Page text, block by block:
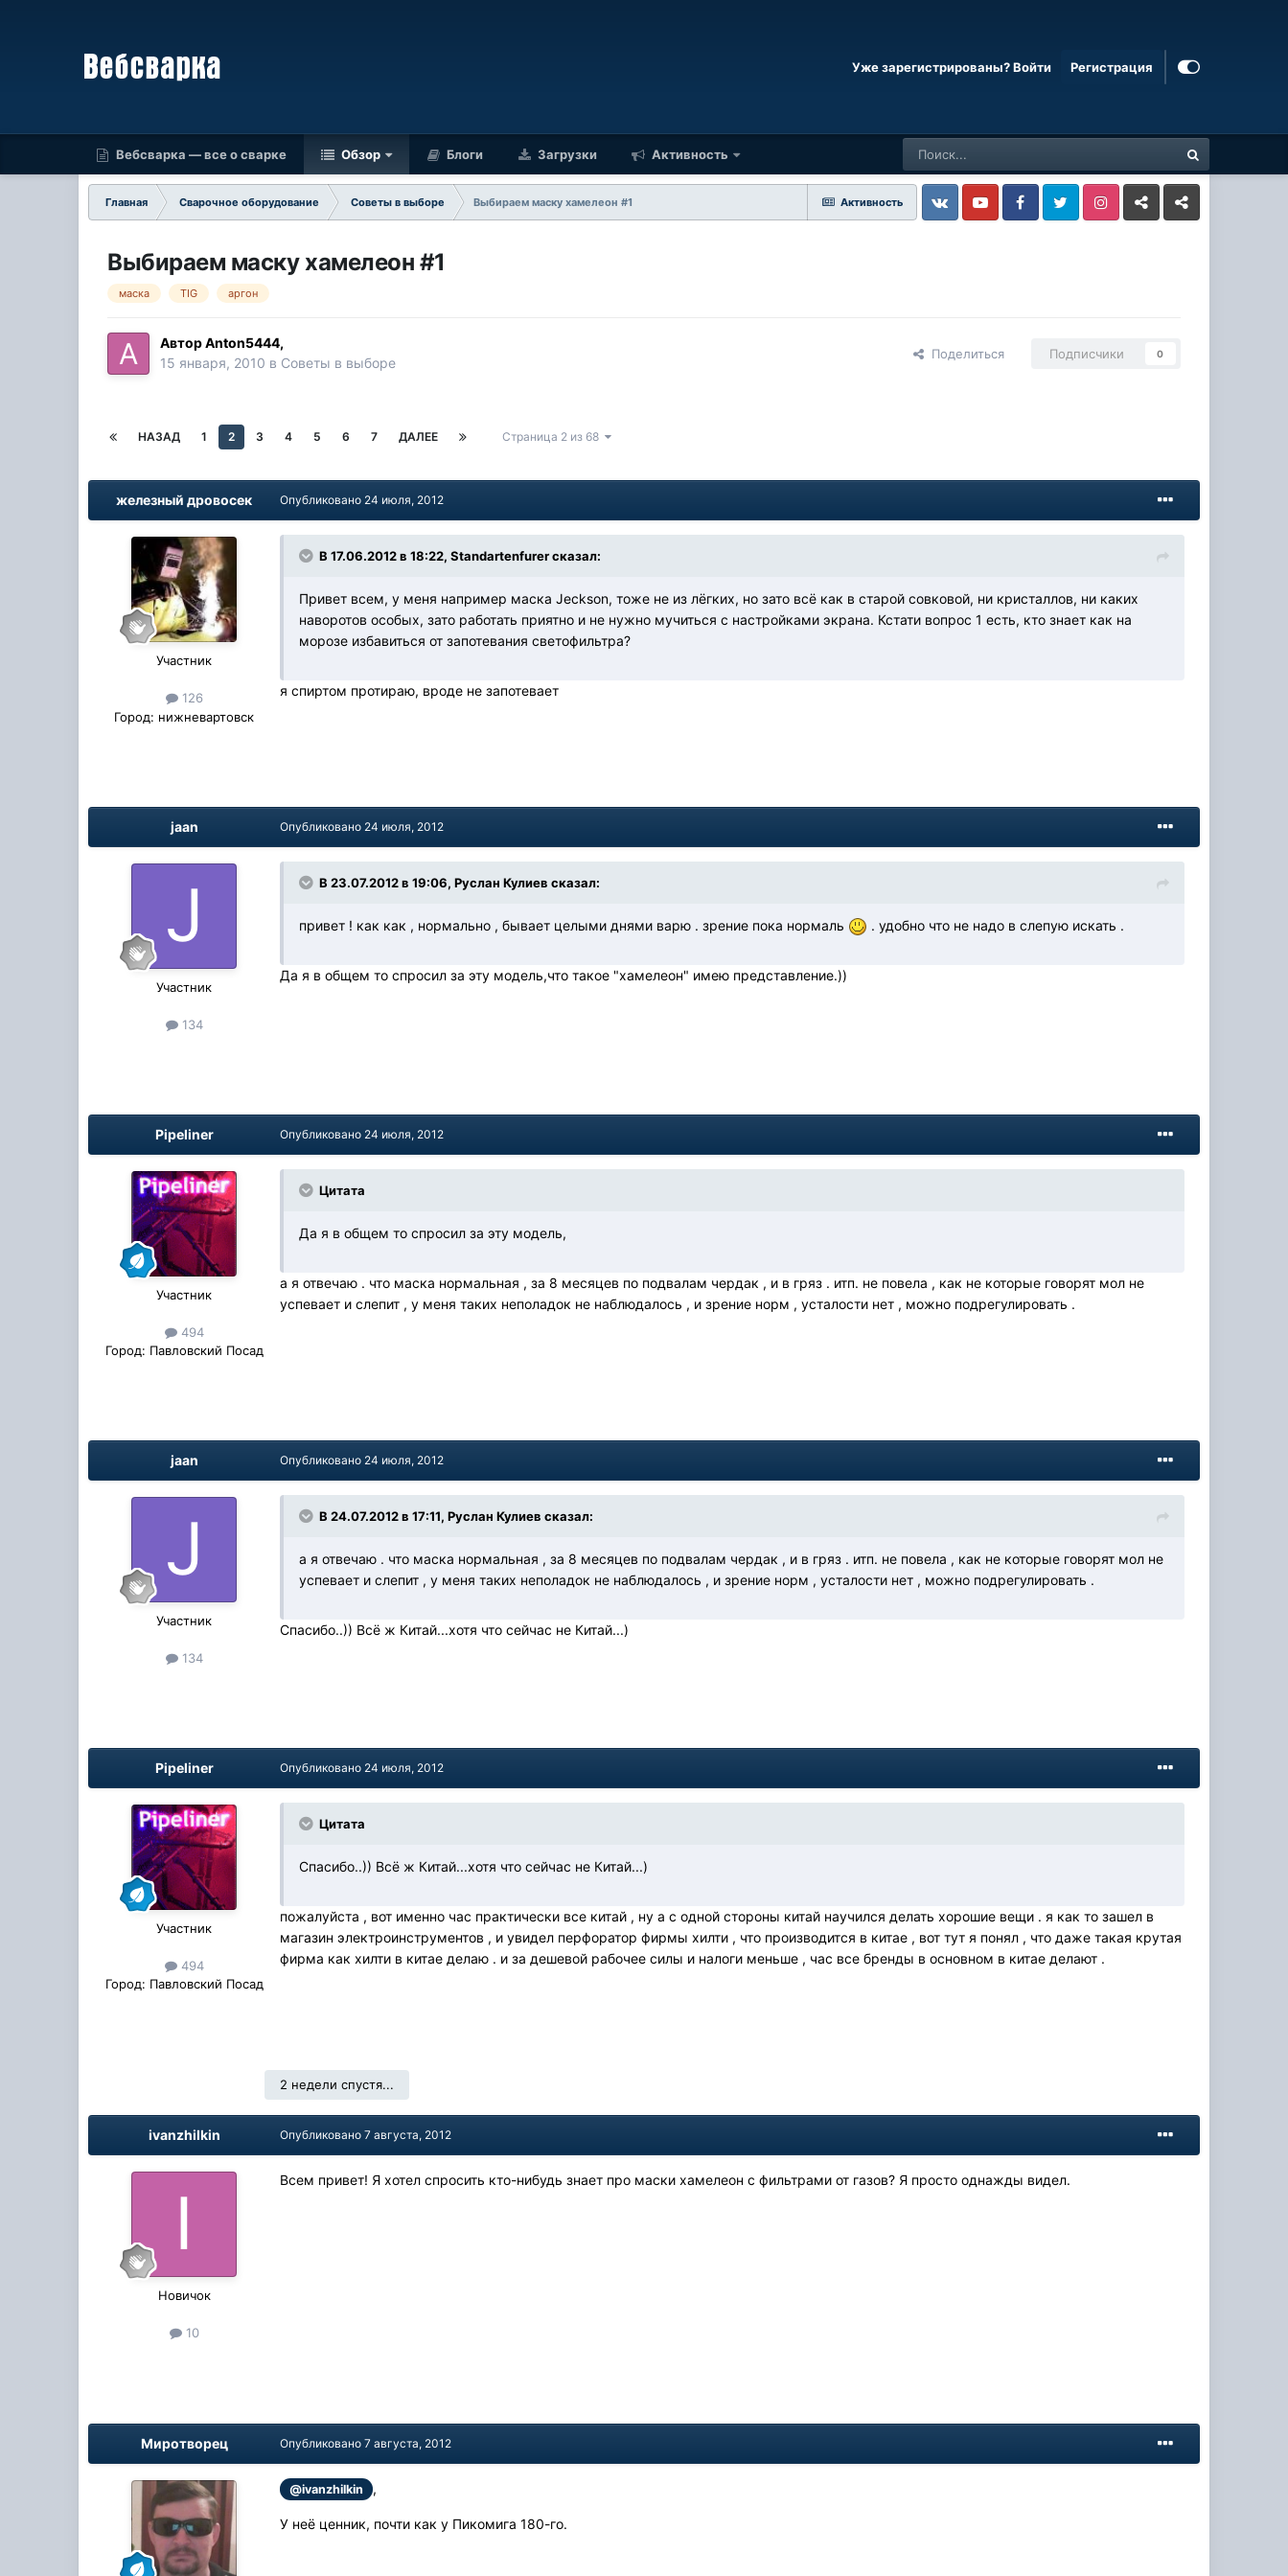
Уже зарегистрированы? Войти Регистрация
Вебсварка — все о сварке Обзор Блоги Загрузки Активность
Активность
Главная Сварочное оборудование Советы в выборе
Выбираем маску хамелеон #1
VkontakteYouTube FacebookTwitter InstagramLivejournalOdnoklassniki
Выбираем маску хамелеон #1
маска TIG аргон
АвторAnton5444,
15 января, 2010 в Советы в выборе
Поделиться Подписчики 0
НАЗАД 1 2 3 4 5 6 7 ДАЛЕЕ Страница 2 из 68
железный дровосек
Участник
126
Город: нижневартовск
Опубликовано 24 июля, 2012
В 17.06.2012 в 18:22, Standartenfurer сказал:
Привет всем, у меня например маска Jeckson, тоже не из лёгких, но зато всё как в старой совковой, ни кристаллов, ни каких
наворотов особых, зато работать приятно и не нужно мучиться с настройками экрана. Кстати вопрос 1 есть, кто знает как на
морозе избавиться от запотевания светофильтра?
я спиртом протираю, вроде не запотевает
jaan
Участник
134
Опубликовано 24 июля, 2012
В 23.07.2012 в 19:06, Руслан Кулиев сказал:
привет ! как как , нормально , бывает целыми днями варю . зрение пока нормаль . удобно что не надо в слепую искать .
Да я в общем то спросил за эту модель,что такое "хамелеон" имею представление.))
Pipeliner
Участник
494
Город: Павловский Посад
Опубликовано 24 июля, 2012
Цитата
Да я в общем то спросил за эту модель,
а я отвечаю . что маска нормальная , за 8 месяцев по подвалам чердак , и в гряз . итп. не повела , как не которые говорят мол не
успевает и слепит , у меня таких неполадок не наблюдалось , и зрение норм , усталости нет , можно подрегулировать .
jaan
Участник
134
Опубликовано 24 июля, 2012
В 24.07.2012 в 17:11, Руслан Кулиев сказал:
а я отвечаю . что маска нормальная , за 8 месяцев по подвалам чердак , и в гряз . итп. не повела , как не которые говорят мол не
успевает и слепит , у меня таких неполадок не наблюдалось , и зрение норм , усталости нет , можно подрегулировать .
Спасибо..)) Всё ж Китай...хотя что сейчас не Китай...)
Pipeliner
Участник
494
Город: Павловский Посад
Опубликовано 24 июля, 2012
Цитата
Спасибо..)) Всё ж Китай...хотя что сейчас не Китай...)
пожалуйста , вот именно час практически все китай , ну а с одной стороны китай научился делать хорошие вещи . я как то зашел в
магазин электроинструментов , и увидел перфоратор фирмы хилти , что производится в китае , вот тут я понял , что даже такая крутая
фирма как хилти в китае делаю . и за дешевой рабочее силы и налоги меньше , час все бренды в основном в китае делают .
2 недели спустя...
ivanzhilkin
Новичок
10
Опубликовано7 августа, 2012
Всем привет! Я хотел спросить кто-нибудь знает про маски хамелеон с фильтрами от газов? Я просто однажды видел.
Миротворец Опубликовано7 августа, 2012
@ivanzhilkin ,
У неё ценник, почти как у Пикомига 180-го.